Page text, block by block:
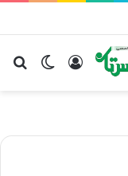
تغییر ورود